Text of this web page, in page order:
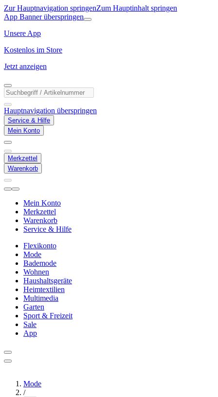
Zur Hauptnavigation springenZum Hauptinhalt springen
App Banner überspringen
Unsere App
Kostenlos im Store
Jetzt anzeigen
Hauptnavigation überspringen
Service & Hilfe
Mein Konto
Merkzettel
Warenkorb
Mein Konto
Merkzettel
Warenkorb
Service & Hilfe
Flexikonto
Mode
Bademode
Wohnen
Haushaltsgeräte
Heimtextilien
Multimedia
Garten
Sport & Freizeit
Sale
App
Mode
/